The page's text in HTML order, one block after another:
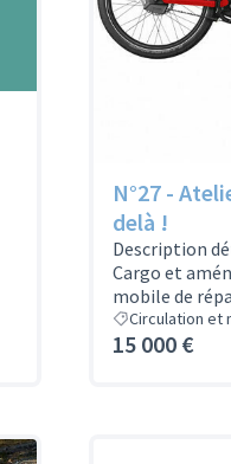
N°27 -
delà !
Description
Cargo et
mobile de
Circulation et
15 000 €